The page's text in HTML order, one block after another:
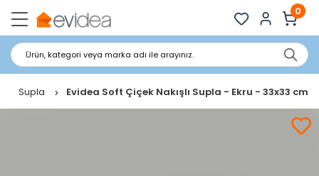
0
Ürün, kategori veya marka adı ile arayınız.
Supla Evidea Soft Çiçek Nakışlı Supla - Ekru - 33x33 cm